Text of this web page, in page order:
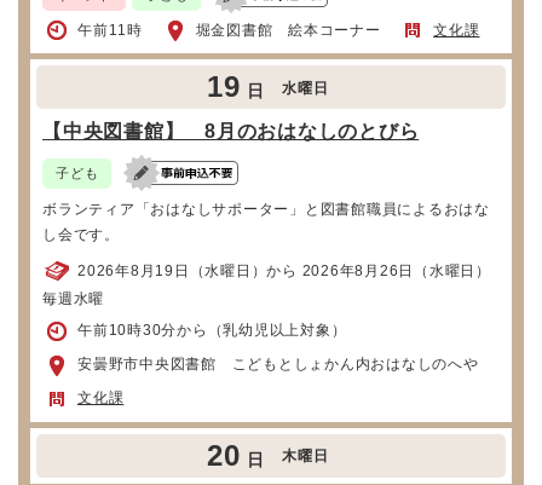
午前11時 堀金図書館 絵本コーナー 文化課
19 日 水曜日
【中央図書館】 8月のおはなしのとびら
子ども
ボランティア「おはなしサポーター」と図書館職員によるおはな
し会です。
2026年8月19日（水曜日）から 2026年8月26日（水曜日）
毎週水曜
午前10時30分から（乳幼児以上対象）
安曇野市中央図書館 こどもとしょかん内おはなしのへや
文化課
20 日 木曜日